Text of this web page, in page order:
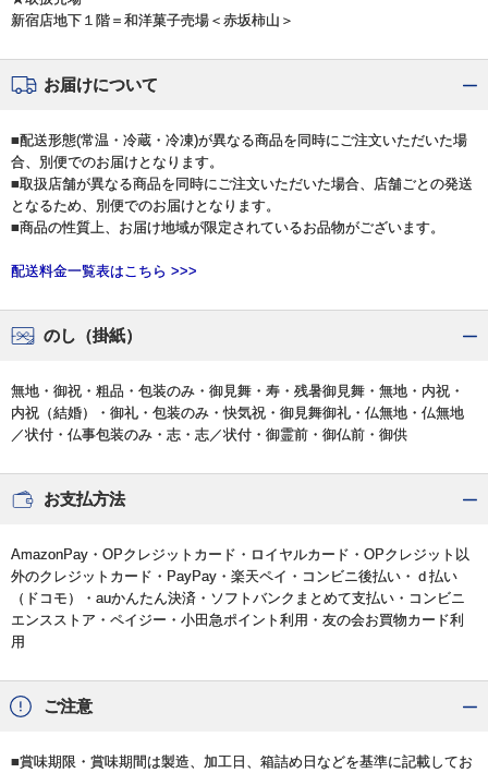
新宿店地下１階＝和洋菓子売場＜赤坂柿山＞
お届けについて
■配送形態(常温・冷蔵・冷凍)が異なる商品を同時にご注文いただいた場
合、別便でのお届けとなります。
■取扱店舗が異なる商品を同時にご注文いただいた場合、店舗ごとの発送
となるため、別便でのお届けとなります。
■商品の性質上、お届け地域が限定されているお品物がございます。
配送料金一覧表はこちら >>>
のし（掛紙）
無地・御祝・粗品・包装のみ・御見舞・寿・残暑御見舞・無地・内祝・
内祝（結婚）・御礼・包装のみ・快気祝・御見舞御礼・仏無地・仏無地
／状付・仏事包装のみ・志・志／状付・御霊前・御仏前・御供
お支払方法
AmazonPay・OPクレジットカード・ロイヤルカード・OPクレジット以
外のクレジットカード・PayPay・楽天ペイ・コンビニ後払い・ｄ払い
（ドコモ）・auかんたん決済・ソフトバンクまとめて支払い・コンビニ
エンスストア・ペイジー・小田急ポイント利用・友の会お買物カード利
用
ご注意
■賞味期限・賞味期間は製造、加工日、箱詰め日などを基準に記載してお